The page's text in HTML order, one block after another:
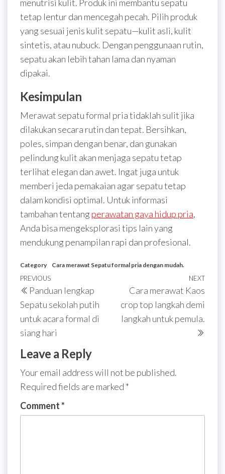
menutrisi kulit. Produk ini membantu sepatu
tetap lentur dan mencegah pecah. Pilih produk
yang sesuai jenis kulit sepatu—kulit asli, kulit
sintetis, atau nubuck. Dengan penggunaan rutin,
sepatu akan lebih tahan lama dan nyaman
dipakai.
Kesimpulan
Merawat sepatu formal pria tidaklah sulit jika
dilakukan secara rutin dan tepat. Bersihkan,
poles, simpan dengan benar, dan gunakan
pelindung kulit akan menjaga sepatu tetap
terlihat elegan dan awet. Ingat juga untuk
memberi jeda pemakaian agar sepatu tetap
dalam kondisi optimal. Untuk informasi
tambahan tentang perawatan gaya hidup pria,
Anda bisa mengeksplorasi tips lain yang
mendukung penampilan rapi dan profesional.
Category Cara merawat Sepatu formal pria dengan mudah.
Post
navigation
Previous
Post
PREVIOUS
Panduan lengkap
Sepatu sekolah putih
untuk acara formal di
siang hari
Next
NEXT
Cara merawat Kaos
crop top langkah demi
langkah untuk pemula.
Leave a Reply
Your email address will not be published.
Required fields are marked *
Comment*